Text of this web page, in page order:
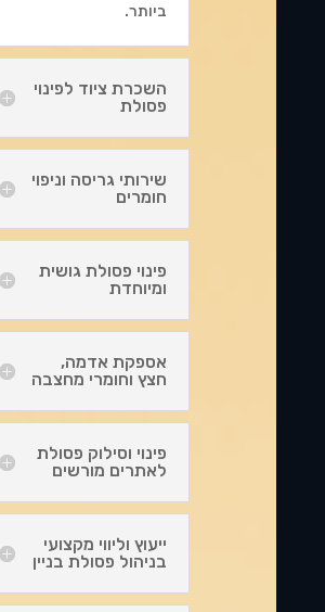
ביותר.
השכרת ציוד לפינוי
פסולת
שירותי גריסה וניפוי
חומרים
פינוי פסולת גושית
ומיוחדת
אספקת אדמה,
חצץ וחומרי מחצבה
פינוי וסילוק פסולת
לאתרים מורשים
ייעוץ וליווי מקצועי
בניהול פסולת בניין